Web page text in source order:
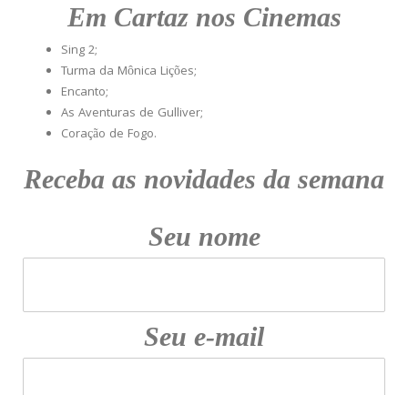
Em Cartaz nos Cinemas
Sing 2;
Turma da Mônica Lições;
Encanto;
As Aventuras de Gulliver;
Coração de Fogo.
Receba as novidades da semana
Seu nome
Seu e-mail